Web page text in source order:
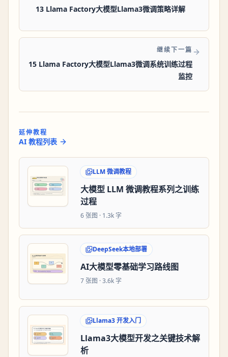
13 Llama Factory大模型Llama3微调策略详解
继续下一篇
15 Llama Factory大模型Llama3微调系统训练过程
监控
延伸教程
AI 教程列表
LLM 微调教程
大模型 LLM 微调教程系列之训练
过程
6 张图 · 1.3k 字
DeepSeek本地部署
AI大模型零基础学习路线图
7 张图 ·3.6k 字
Llama3 开发入门
Llama3大模型开发之关键技术解
析